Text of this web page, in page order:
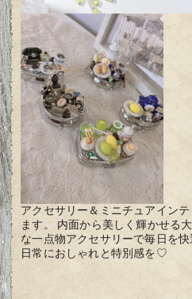
アクセサリー＆ミニチュアイン
ます。 内面から美しく輝かせる
な一点物アクセサリーで毎日を
日常におしゃれと特別感を♡